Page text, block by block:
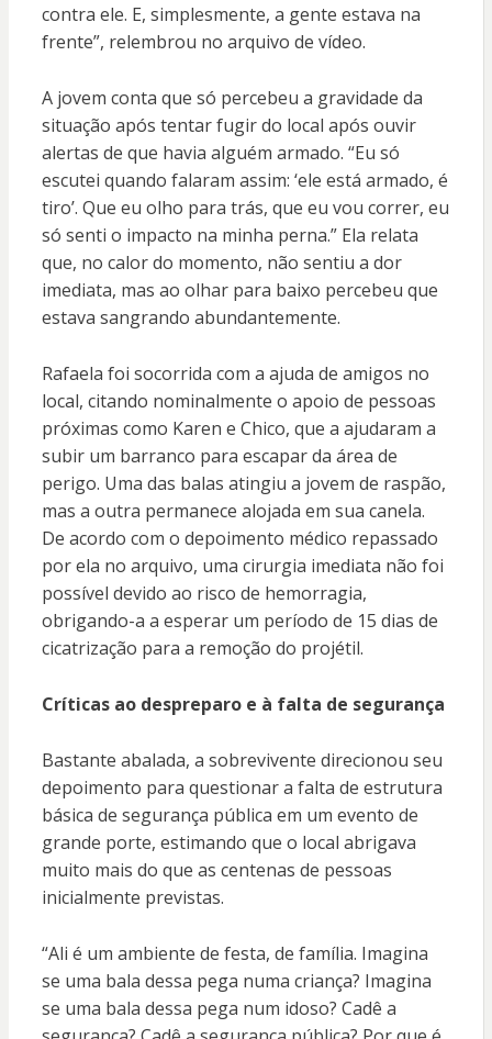
contra ele. E, simplesmente, a gente estava na
frente”, relembrou no arquivo de vídeo.
A jovem conta que só percebeu a gravidade da
situação após tentar fugir do local após ouvir
alertas de que havia alguém armado. “Eu só
escutei quando falaram assim: ‘ele está armado, é
tiro’. Que eu olho para trás, que eu vou correr, eu
só senti o impacto na minha perna.” Ela relata
que, no calor do momento, não sentiu a dor
imediata, mas ao olhar para baixo percebeu que
estava sangrando abundantemente.
Rafaela foi socorrida com a ajuda de amigos no
local, citando nominalmente o apoio de pessoas
próximas como Karen e Chico, que a ajudaram a
subir um barranco para escapar da área de
perigo. Uma das balas atingiu a jovem de raspão,
mas a outra permanece alojada em sua canela.
De acordo com o depoimento médico repassado
por ela no arquivo, uma cirurgia imediata não foi
possível devido ao risco de hemorragia,
obrigando-a a esperar um período de 15 dias de
cicatrização para a remoção do projétil.
Críticas ao despreparo e à falta de segurança
Bastante abalada, a sobrevivente direcionou seu
depoimento para questionar a falta de estrutura
básica de segurança pública em um evento de
grande porte, estimando que o local abrigava
muito mais do que as centenas de pessoas
inicialmente previstas.
“Ali é um ambiente de festa, de família. Imagina
se uma bala dessa pega numa criança? Imagina
se uma bala dessa pega num idoso? Cadê a